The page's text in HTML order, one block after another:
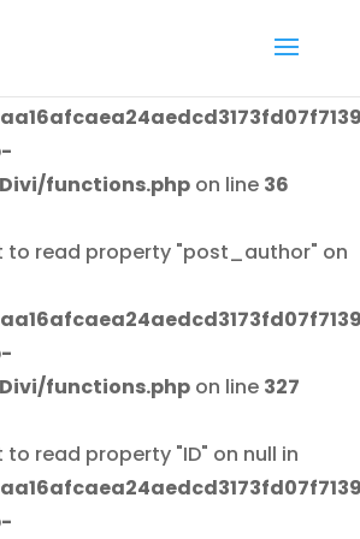
read property "post_author" on
functions.php on line 36
to read property "post_author" on
functions.php on line 327
read property "ID" on null in